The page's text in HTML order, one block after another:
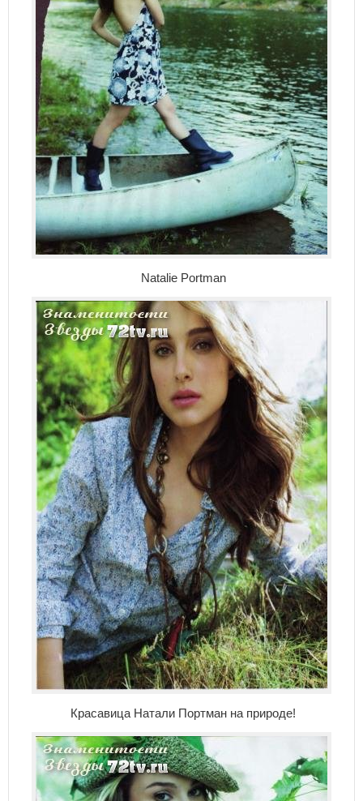
Natalie Portman
Красавица Натали Портман на природе!